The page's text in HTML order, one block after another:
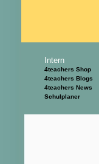
Intern
4teachers Shop
4teachers Blogs
4teachers News
Schulplaner